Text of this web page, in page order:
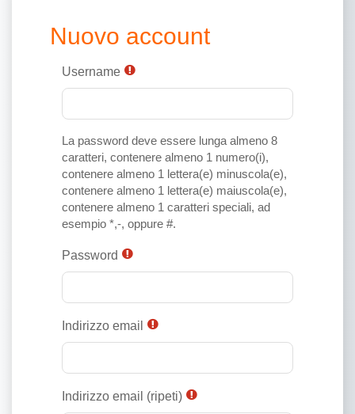
Nuovo account
Username
La password deve essere lunga almeno 8
caratteri, contenere almeno 1 numero(i),
contenere almeno 1 lettera(e) minuscola(e),
contenere almeno 1 lettera(e) maiuscola(e),
contenere almeno 1 caratteri speciali, ad
esempio *,-, oppure #.
Password
Indirizzo email
Indirizzo email (ripeti)